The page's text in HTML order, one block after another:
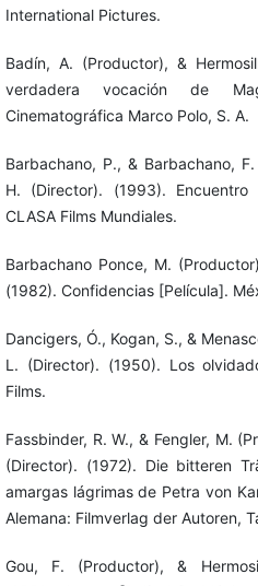
International Pictures.
Badín, A. (Productor), &
verdadera vocación de
Cinematográfica Marco Polo, S. A.
Barbachano, P., & Barbachano,
H. (Director). (1993). Encuentro
CLASA Films Mundiales.
Barbachano Ponce, M.
(1982). Confidencias [Película].
Dancigers, Ó., Kogan, S., &
L. (Director). (1950). Los
Films.
Fassbinder, R. W., & Fengler, M.
(Director). (1972). Die bitteren
amargas lágrimas de Petra von
Alemana: Filmverlag der Autoren,
Gou, F. (Productor), &